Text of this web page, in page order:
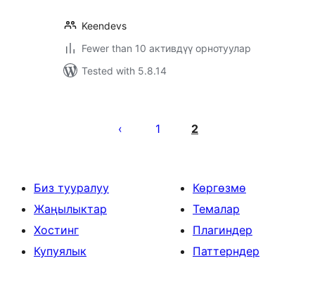
Keendevs
Fewer than 10 активдүү орнотуулар
Tested with 5.8.14
барактоо
1 2
Биз тууралуу
Жаңылыктар
Хостинг
Купуялык
Көргөзмө
Темалар
Плагиндер
Паттерндер